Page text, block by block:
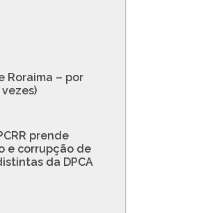
Roraima – por
prende
e corrupção de
da DPCA